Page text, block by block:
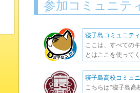
参加コミュニテ
寝子島コミュニティ
ここは、すべての
とはここを使って
寝子島高校コミュ
こちらは“寝子島高